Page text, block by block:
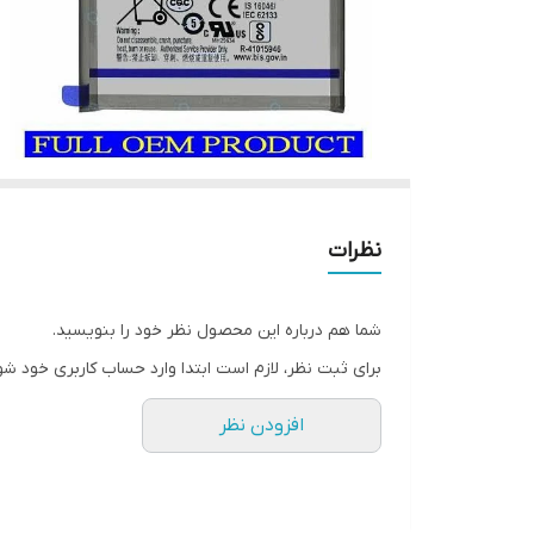
نظرات
شما هم درباره این محصول نظر خود را بنویسید.
برای ثبت نظر، لازم است ابتدا وارد حساب کاربری خود
افزودن نظر